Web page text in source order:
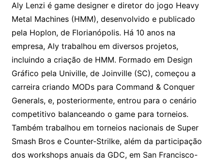
Aly Lenzi é game designer e diretor do jogo Heavy
Metal Machines (HMM), desenvolvido e publicado
pela Hoplon, de Florianópolis. Há 10 anos na
empresa, Aly trabalhou em diversos projetos,
incluindo a criação de HMM. Formado em Design
Gráfico pela Univille, de Joinville (SC), começou a
carreira criando MODs para Command & Conquer
Generals, e, posteriormente, entrou para o cenário
competitivo balanceando o game para torneios.
Também trabalhou em torneios nacionais de Super
Smash Bros e Counter-Strilke, além da participação
dos workshops anuais da GDC, em San Francisco-